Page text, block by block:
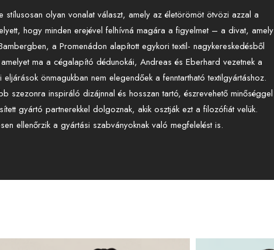
olyan vonalat választ, amely az életörömöt ötvözi azzal a
hogy minden erejével felhívná magára a figyelmet – a divat, amely
a Promenádon alapított egykori textil- nagykereskedésből
ma a cégalapító dédunokái, Andreas és Eberhard vezetnek a
önmagukban nem elegendőek a fenntartható textilgyártáshoz.
szezonra inspiráló dizájnnal és hosszan tartó, észrevehető minőséggel
gyártó partnerekkel dolgoznak, akik osztják ezt a filozófiát velük.
ellenőrzik a gyártási szabványoknak való megfelelést is.